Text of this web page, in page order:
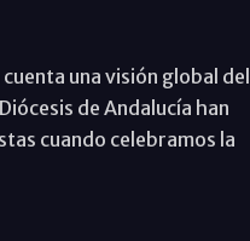
una visión global del
de Andalucía han
cuando celebramos la